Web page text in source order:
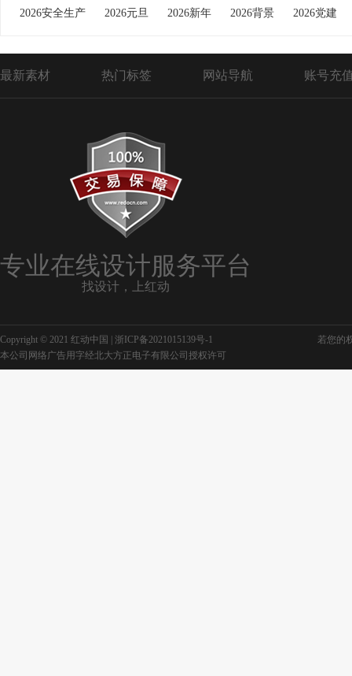
2026安全生产 2026元旦 2026新年 2026背景 2026党建
最新素材 热门标签 网站导航 账号充
专业在线设计服务平台
找设计，上红动
Copyright © 2021 红动中国 | 浙ICP备2021015139号-1
若您的
本公司网络广告用字经北大方正电子有限公司授权许可